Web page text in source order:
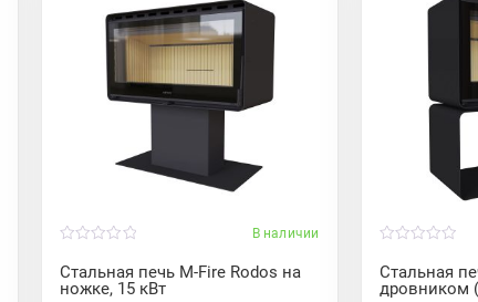
В наличии
Стальная печь M-Fire Rodos на
ножке, 15 кВт
o
u
t
Стальная
дровником
o
u
t